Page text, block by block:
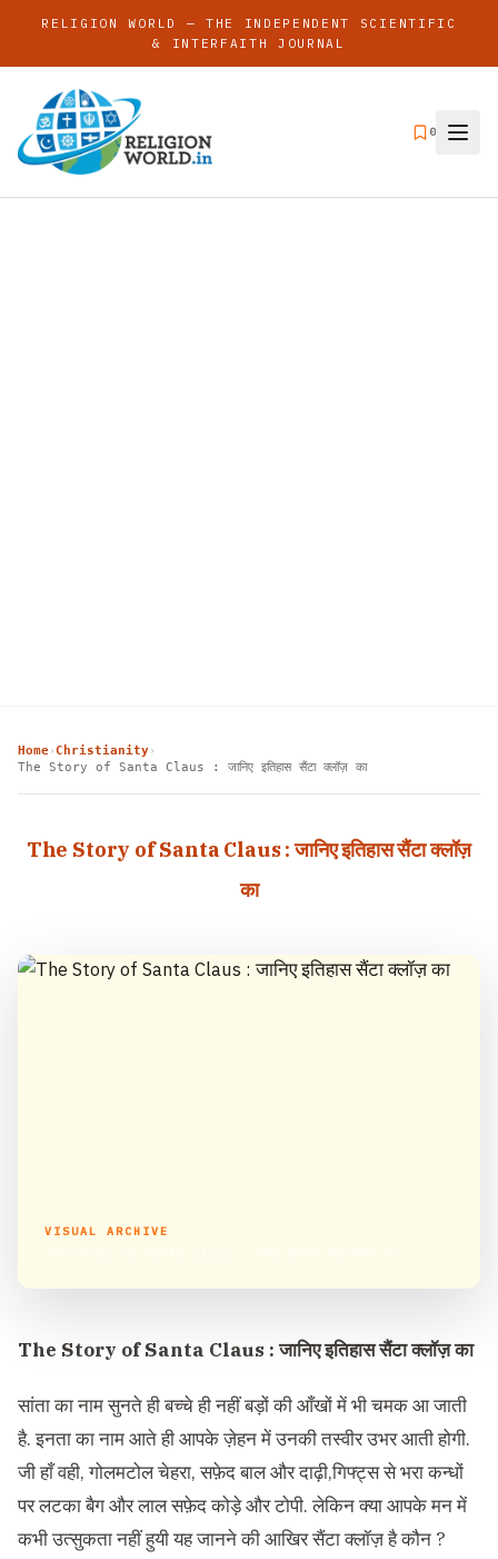
RELIGION WORLD — THE INDEPENDENT SCIENTIFIC
& INTERFAITH JOURNAL
0
Home›Christianity›
The Story of Santa Claus : जानिए इतिहास सैंटा क्लॉज़ का
The Story of Santa Claus : जानिए इतिहास सैंटा क्लॉज़
का
VISUAL ARCHIVE
The Story of Santa Claus : जानिए इतिहास सैंटा क्लॉज़ का
सांता का नाम सुनते ही बच्चे ही नहीं बड़ों की आँखों में भी चमक आ जाती
है. इनता का नाम आते ही आपके ज़ेहन में उनकी तस्वीर उभर आती होगी.
जी हाँ वही, गोलमटोल चेहरा, सफ़ेद बाल और दाढ़ी,गिफ्ट्स से भरा कन्धों
पर लटका बैग और लाल सफ़ेद कोड़े और टोपी. लेकिन क्या आपके मन में
कभी उत्सुकता नहीं हुयी यह जानने की आखिर सैंटा क्लॉज़ है कौन ?